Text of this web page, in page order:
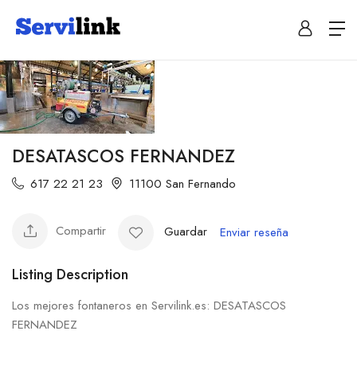
DESATASCOS FERNANDEZ
617 22 21 23 11100 San Fernando
Compartir Guardar Enviar reseña
Listing Description
Los mejores fontaneros en Servilink.es: DESATASCOS
FERNANDEZ